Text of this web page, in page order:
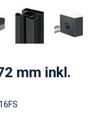
mm inkl.